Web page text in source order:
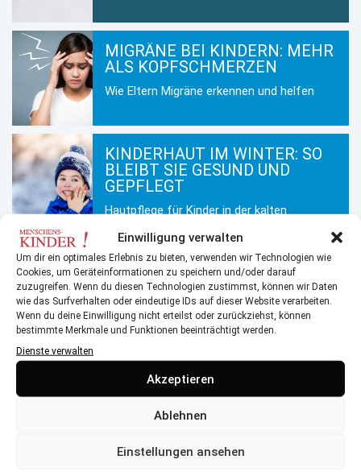
Einwilligung verwalten
Um dir ein optimales Erlebnis zu bieten, verwenden wir Technologien wie
Cookies, um Geräteinformationen zu speichern und/oder darauf
zuzugreifen. Wenn du diesen Technologien zustimmst, können wir Daten
wie das Surfverhalten oder eindeutige IDs auf dieser Website verarbeiten.
Wenn du deine Einwilligung nicht erteilst oder zurückziehst, können
bestimmte Merkmale und Funktionen beeinträchtigt werden.
Dienste verwalten
Akzeptieren
Ablehnen
Einstellungen ansehen
MIGRÄNE BEI KINDERN: MEHR
ALS KOPFSCHMERZEN
Wie Eltern Migräne erkennen und helfen
KINDERHAUT IM WINTER: SO
BLEIBT SIE GESUND UND
GEPFLEGT
Hautpflege für Kinder in der kalten
MEHR AUS DEM BEREICH
Glutenintoleranz & Zöliakie: Wenn Gluten gefährlich wird
Das erweiterte Neugeborenen-Screening
Masern: Wie harmlos ist die Krankheit?